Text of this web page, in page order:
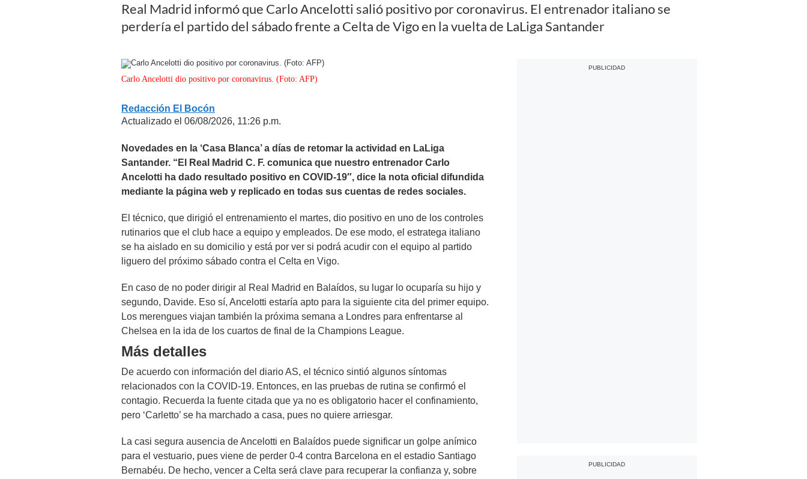
Real Madrid informó que Carlo Ancelotti salió positivo por coronavirus. El entrenador italiano se
perdería el partido del sábado frente a Celta de Vigo en la vuelta de LaLiga Santander
Carlo Ancelotti dio positivo por coronavirus. (Foto: AFP)
Redacción El Bocón
Actualizado el 06/08/2026, 11:26 p.m.
Novedades en la ‘Casa Blanca’ a días de retomar la actividad en LaLiga
Santander. “El Real Madrid C. F. comunica que nuestro entrenador Carlo
Ancelotti ha dado resultado positivo en COVID-19″, dice la nota oficial difundida
mediante la página web y replicado en todas sus cuentas de redes sociales.
El técnico, que dirigió el entrenamiento el martes, dio positivo en uno de los controles
rutinarios que el club hace a equipo y empleados. De ese modo, el estratega italiano
se ha aislado en su domicilio y está por ver si podrá acudir con el equipo al partido
liguero del próximo sábado contra el Celta en Vigo.
En caso de no poder dirigir al Real Madrid en Balaídos, su lugar lo ocuparía su hijo y
segundo, Davide. Eso sí, Ancelotti estaría apto para la siguiente cita del primer equipo.
Los merengues viajan también la próxima semana a Londres para enfrentarse al
Chelsea en la ida de los cuartos de final de la Champions League.
Más detalles
De acuerdo con información del diario AS, el técnico sintió algunos síntomas
relacionados con la COVID-19. Entonces, en las pruebas de rutina se confirmó el
contagio. Recuerda la fuente citada que ya no es obligatorio hacer el confinamiento,
pero ‘Carletto’ se ha marchado a casa, pues no quiere arriesgar.
La casi segura ausencia de Ancelotti en Balaídos puede significar un golpe anímico
para el vestuario, pues viene de perder 0-4 contra Barcelona en el estadio Santiago
Bernabéu. De hecho, vencer a Celta será clave para recuperar la confianza y, sobre